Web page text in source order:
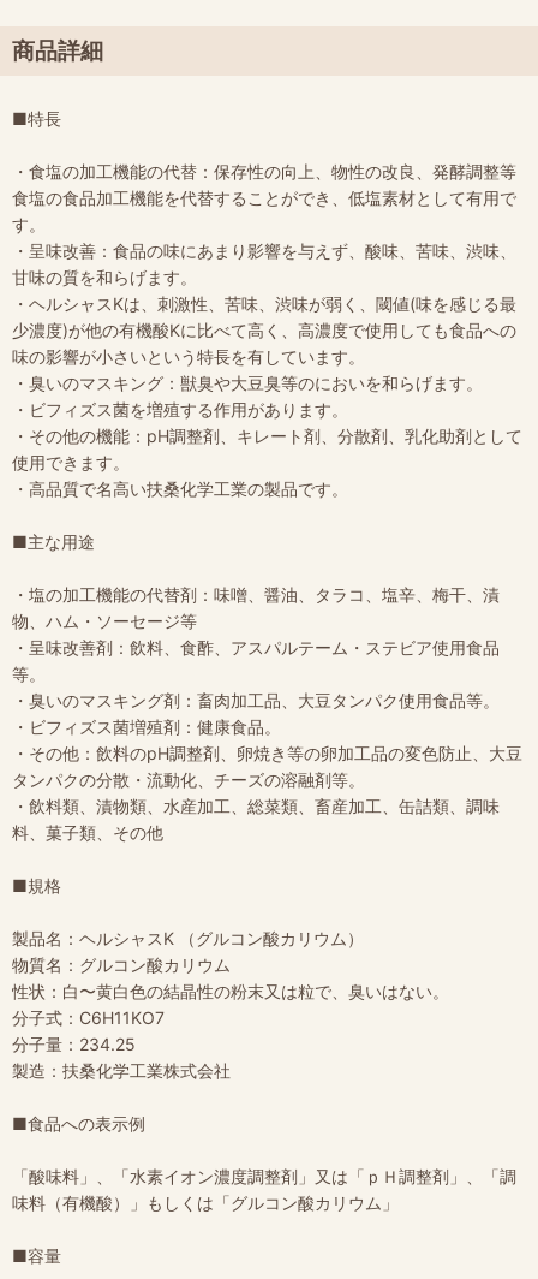
商品詳細
■特長
・食塩の加工機能の代替：保存性の向上、物性の改良、発酵調整等
食塩の食品加工機能を代替することができ、低塩素材として有用で
す。
・呈味改善：食品の味にあまり影響を与えず、酸味、苦味、渋味、
甘味の質を和らげます。
・ヘルシャスKは、刺激性、苦味、渋味が弱く、閾値(味を感じる最
少濃度)が他の有機酸Kに比べて高く、高濃度で使用しても食品への
味の影響が小さいという特長を有しています。
・臭いのマスキング：獣臭や大豆臭等のにおいを和らげます。
・ビフィズス菌を増殖する作用があります。
・その他の機能：pH調整剤、キレート剤、分散剤、乳化助剤として
使用できます。
・高品質で名高い扶桑化学工業の製品です。
■主な用途
・塩の加工機能の代替剤：味噌、醤油、タラコ、塩辛、梅干、漬
物、ハム・ソーセージ等
・呈味改善剤：飲料、食酢、アスパルテーム・ステビア使用食品
等。
・臭いのマスキング剤：畜肉加工品、大豆タンパク使用食品等。
・ビフィズス菌増殖剤：健康食品。
・その他：飲料のpH調整剤、卵焼き等の卵加工品の変色防止、大豆
タンパクの分散・流動化、チーズの溶融剤等。
・飲料類、漬物類、水産加工、総菜類、畜産加工、缶詰類、調味
料、菓子類、その他
■規格
製品名：ヘルシャスK （グルコン酸カリウム）
物質名：グルコン酸カリウム
性状：白〜黄白色の結晶性の粉末又は粒で、臭いはない。
分子式：C6H11KO7
分子量：234.25
製造：扶桑化学工業株式会社
■食品への表示例
「酸味料」、「水素イオン濃度調整剤」又は「ｐＨ調整剤」、「調
味料（有機酸）」もしくは「グルコン酸カリウム」
■容量